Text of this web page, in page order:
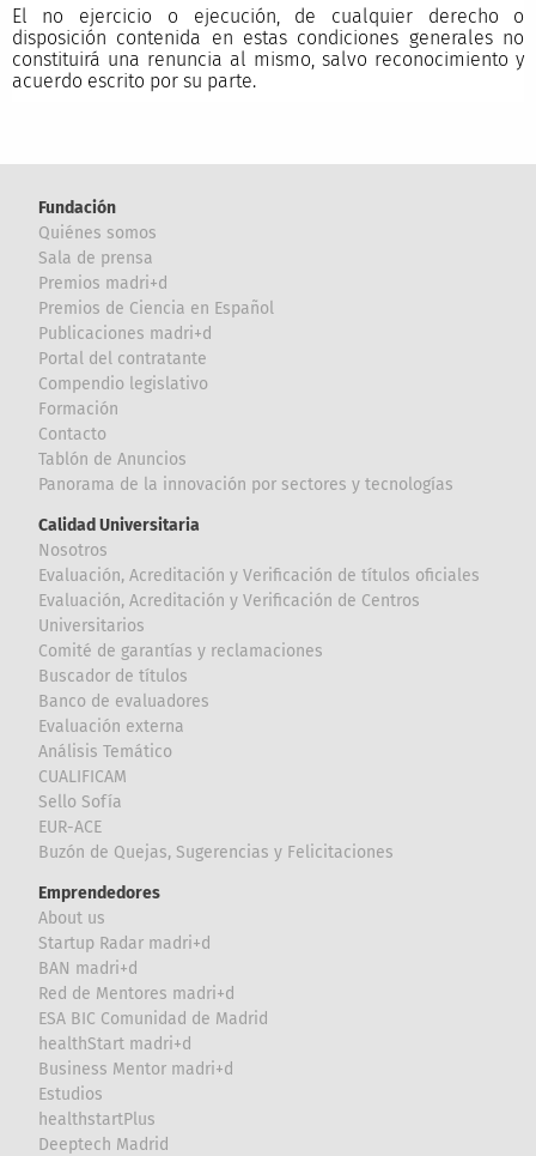
El no ejercicio o ejecución, de cualquier derecho o
disposición contenida en estas condiciones generales no
constituirá una renuncia al mismo, salvo reconocimiento y
acuerdo escrito por su parte.
Fundación
Quiénes somos
Sala de prensa
Premios madri+d
Premios de Ciencia en Español
Publicaciones madri+d
Portal del contratante
Compendio legislativo
Formación
Contacto
Tablón de Anuncios
Panorama de la innovación por sectores y tecnologías
Calidad Universitaria
Nosotros
Evaluación, Acreditación y Verificación de títulos oficiales
Evaluación, Acreditación y Verificación de Centros
Universitarios
Comité de garantías y reclamaciones
Buscador de títulos
Banco de evaluadores
Evaluación externa
Análisis Temático
CUALIFICAM
Sello Sofía
EUR-ACE
Buzón de Quejas, Sugerencias y Felicitaciones
Emprendedores
About us
Startup Radar madri+d
BAN madri+d
Red de Mentores madri+d
ESA BIC Comunidad de Madrid
healthStart madri+d
Business Mentor madri+d
Estudios
healthstartPlus
Deeptech Madrid